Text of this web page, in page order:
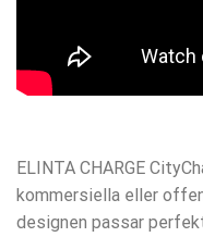
ELINTA CHARGE
kommersiella eller
designen passar